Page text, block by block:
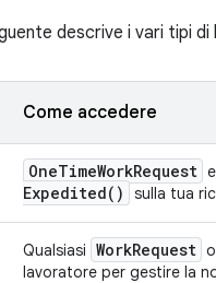
descrive i vari tipi di
Come accedere
OneTimeWorkRequest e
Expedited( ) sulla tua
Qualsiasi WorkRequest o
lavoratore per gestire la